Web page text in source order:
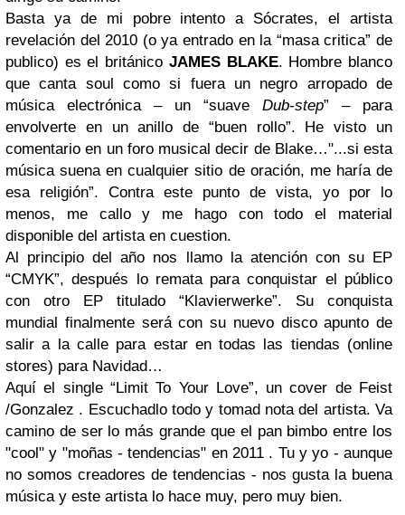
Basta ya de mi pobre intento a Sócrates, el artista
revelación del 2010 (o ya entrado en la “masa critica” de
publico) es el británico JAMES BLAKE. Hombre blanco
que canta soul como si fuera un negro arropado de
música electrónica – un “suave Dub-step” – para
envolverte en un anillo de “buen rollo”. He visto un
comentario en un foro musical decir de Blake…"...si esta
música suena en cualquier sitio de oración, me haría de
esa religión”. Contra este punto de vista, yo por lo
menos, me callo y me hago con todo el material
disponible del artista en cuestion.
Al principio del año nos llamo la atención con su EP
“CMYK”, después lo remata para conquistar el público
con otro EP titulado “Klavierwerke”. Su conquista
mundial finalmente será con su nuevo disco apunto de
salir a la calle para estar en todas las tiendas (online
stores) para Navidad…
Aquí el single “Limit To Your Love”, un cover de Feist
/Gonzalez . Escuchadlo todo y tomad nota del artista. Va
camino de ser lo más grande que el pan bimbo entre los
"cool" y "moñas - tendencias" en 2011 . Tu y yo - aunque
no somos creadores de tendencias - nos gusta la buena
música y este artista lo hace muy, pero muy bien.